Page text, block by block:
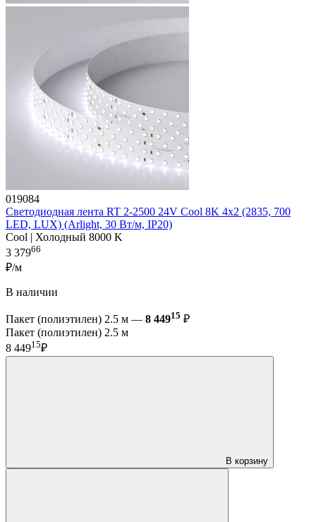
019084
Светодиодная лента RT 2-2500 24V Cool 8K 4x2 (2835, 700
LED, LUX) (Arlight, 30 Вт/м, IP20)
Cool | Холодный 8000 K
3 37966
₽/м
В наличии
Пакет (полиэтилен) 2.5 м — 8 44915 ₽
Пакет (полиэтилен) 2.5 м
8 44915₽
В корзину